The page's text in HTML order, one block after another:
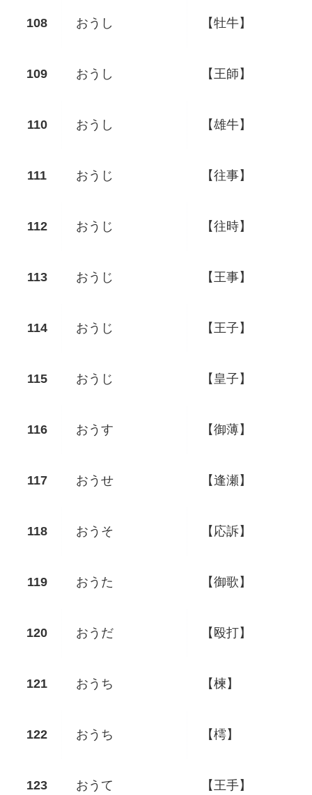
おうし 【牡牛】
おうし 【王師】
おうし 【雄牛】
おうじ 【往事】
おうじ 【往時】
おうじ 【王事】
おうじ 【王子】
おうじ 【皇子】
おうす 【御薄】
おうせ 【逢瀬】
おうそ 【応訴】
おうた 【御歌】
おうだ 【殴打】
おうち 【楝】
おうち 【樗】
おうて 【王手】